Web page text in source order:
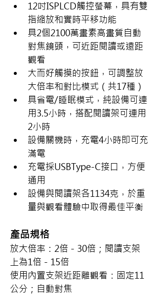
12吋ISPLCD觸控螢幕，具有雙
指縮放和實時平移功能
具2個2100萬畫素高畫質自動
對焦鏡頭，可近距閱讀或遠距
觀看
大而好觸摸的按鈕，可調整放
大倍率和對比模式（共17種）
具省電/睡眠模式，純設備可連
用3.5小時，搭配閱讀架可連用
2小時
設備關機時，充電4小時即可充
滿電
充電採USBType-C接口，方便
通用
設備與閱讀架各1134克，於重
量與觀看體驗中取得最佳平衡
產品規格
放大倍率：2倍 - 30倍；閱讀支架
上為1倍 - 15倍
使用內置支架近距離觀看：固定11
公分；自動對焦